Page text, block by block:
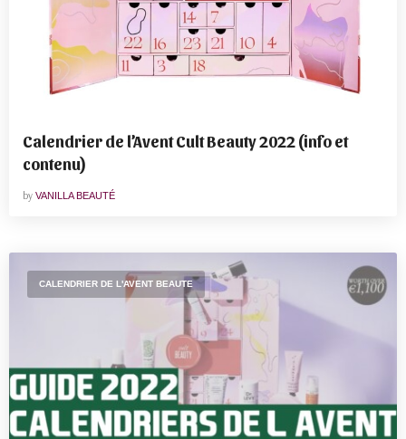
Calendrier de l’Avent Cult Beauty 2022 (info et
contenu)
by VANILLA BEAUTÉ
CALENDRIER DE L'AVENT BEAUTE